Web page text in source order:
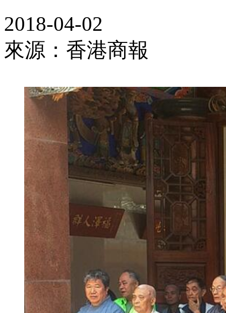
2018-04-02
來源：香港商報